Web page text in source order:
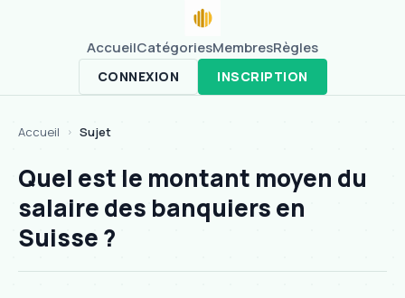
AccueilCatégoriesMembresRègles
CONNEXION INSCRIPTION
Accueil > Sujet
Quel est le montant moyen du
salaire des banquiers en
Suisse ?